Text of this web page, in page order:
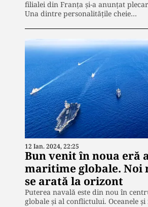
filialei din Franța și-a anunțat
Una dintre personalitățile cheie…
12 Ian. 2024, 22:25
Bun venit în noua eră
maritime globale. Noi
se arată la orizont
Puterea navală este din nou în
globale și al conflictului. Oceanele